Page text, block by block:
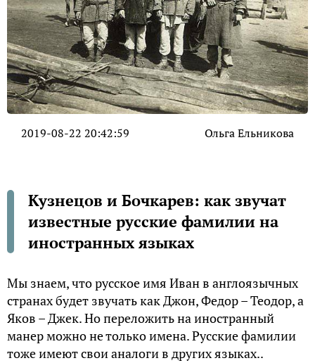
2019-08-22 20:42:59 Ольга Ельникова
Кузнецов и Бочкарев: как звучат
известные русские фамилии на
иностранных языках
Мы знаем, что русское имя Иван в англоязычных
странах будет звучать как Джон, Федор – Теодор, а
Яков – Джек. Но переложить на иностранный
манер можно не только имена. Русские фамилии
тоже имеют свои аналоги в других языках..